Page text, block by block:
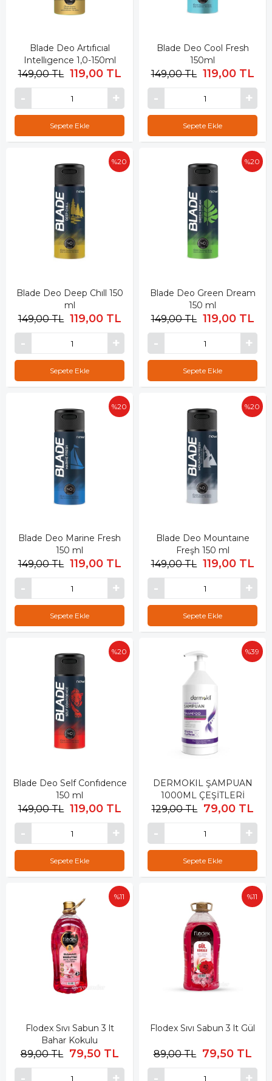
Blade Deo Artıfıcıal
Intellıgence 1,0-150ml
119,00 TL
149,00 TL
Sepete Ekle
Blade Deo Cool Fresh
150ml
119,00 TL
149,00 TL
Sepete Ekle
Blade Deo Deep Chıll 150
ml
119,00 TL
149,00 TL
%20
Sepete Ekle
Blade Deo Green Dream
150 ml
119,00 TL
149,00 TL
%20
Sepete Ekle
Blade Deo Marine Fresh
150 ml
119,00 TL
149,00 TL
%20
Sepete Ekle
Blade Deo Mountaıne
Freşh 150 ml
119,00 TL
149,00 TL
%20
Sepete Ekle
Blade Deo Self Confıdence
150 ml
119,00 TL
149,00 TL
%20
Sepete Ekle
DERMOKIL ŞAMPUAN
1000ML ÇEŞİTLERİ
79,00 TL
129,00 TL
%39
Sepete Ekle
Flodex Sıvı Sabun 3 lt
Bahar Kokulu
79,50 TL
89,00 TL
%11
Flodex Sıvı Sabun 3 lt Gül
79,50 TL
89,00 TL
%11